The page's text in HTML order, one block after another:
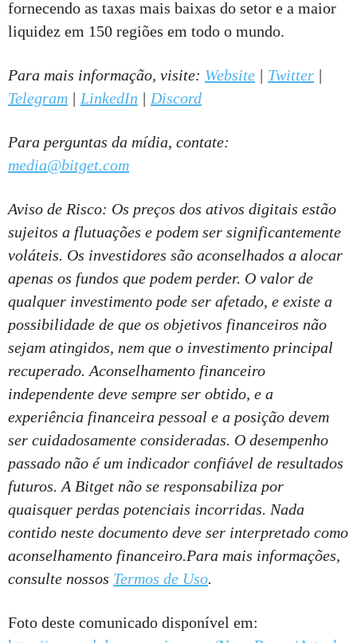
fornecendo as taxas mais baixas do setor e a maior
liquidez em 150 regiões em todo o mundo.
Para mais informação, visite: Website | Twitter |
Telegram | LinkedIn | Discord
Para perguntas da mídia, contate:
media@bitget.com
Aviso de Risco: Os preços dos ativos digitais estão
sujeitos a flutuações e podem ser significantemente
voláteis. Os investidores são aconselhados a alocar
apenas os fundos que podem perder. O valor de
qualquer investimento pode ser afetado, e existe a
possibilidade de que os objetivos financeiros não
sejam atingidos, nem que o investimento principal
recuperado. Aconselhamento financeiro
independente deve sempre ser obtido, e a
experiência financeira pessoal e a posição devem
ser cuidadosamente consideradas. O desempenho
passado não é um indicador confiável de resultados
futuros. A Bitget não se responsabiliza por
quaisquer perdas potenciais incorridas. Nada
contido neste documento deve ser interpretado como
aconselhamento financeiro.Para mais informações,
consulte nossos Termos de Uso.
Foto deste comunicado disponível em: